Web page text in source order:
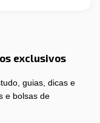
exclusivos
guias, dicas e
e bolsas de